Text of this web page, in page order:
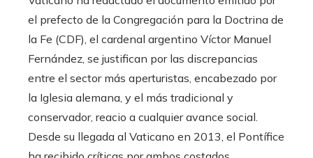
el prefecto de la Congregación para la Doctrina de
la Fe (CDF), el cardenal argentino Víctor Manuel
Fernández, se justifican por las discrepancias
entre el sector más aperturistas, encabezado por
la Iglesia alemana, y el más tradicional y
conservador, reacio a cualquier avance social.
Desde su llegada al Vaticano en 2013, el Pontífice